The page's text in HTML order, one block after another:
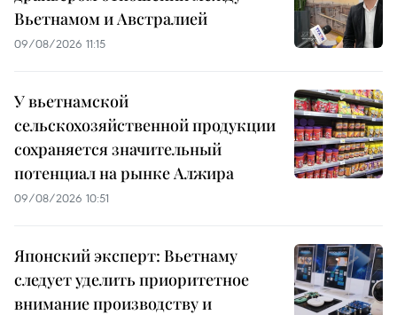
Вьетнамом и Австралией
09/08/2026 11:15
У вьетнамской
сельскохозяйственной продукции
сохраняется значительный
потенциал на рынке Алжира
09/08/2026 10:51
Японский эксперт: Вьетнаму
следует уделить приоритетное
внимание производству и